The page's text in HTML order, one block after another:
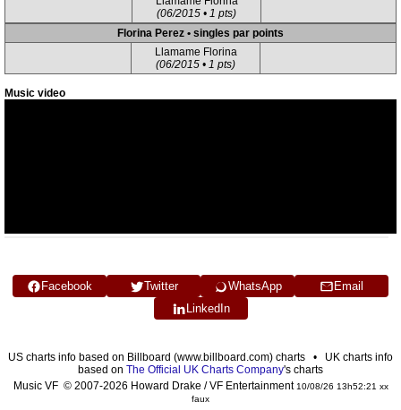
(06/2015 • 1 pts)
Florina Perez • singles par points
Llamame Florina
(06/2015 • 1 pts)
Music video
Facebook Twitter WhatsApp
Email
LinkedIn
US charts info based on Billboard (www.billboard.com) charts • UK charts info
based on The Official UK Charts Company's charts
Music VF © 2007-2026 Howard Drake / VF Entertainment 10/08/26 13h52:21 xx
faux